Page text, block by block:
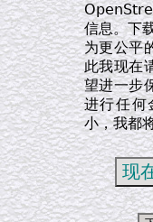
信息。下
为更公平
此我现在
望进一步
进行任何
小，我都